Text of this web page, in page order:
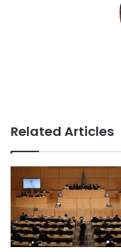
Related Articles